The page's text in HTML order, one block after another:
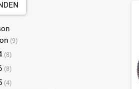
(9)
(8)
(8)
(4)